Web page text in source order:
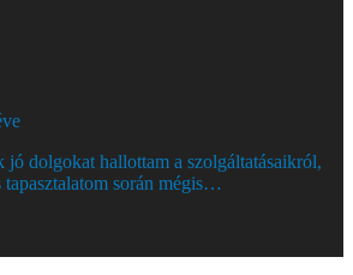
jó dolgokat hallottam a szolgáltatásaikról,
tapasztalatom során mégis…